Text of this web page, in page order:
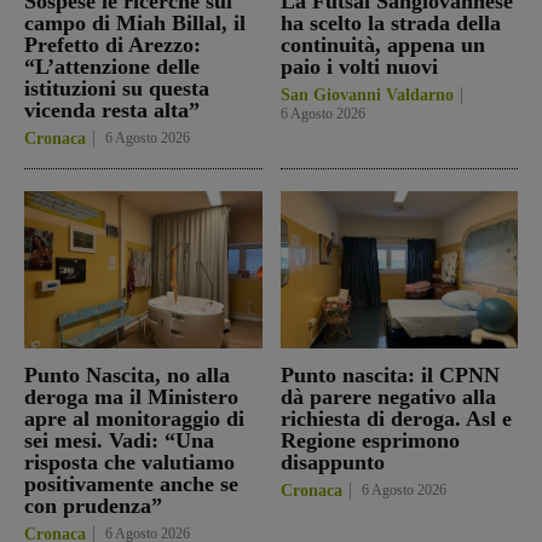
campo di Miah Billal, il
Prefetto di Arezzo:
“L’attenzione delle
istituzioni su questa
vicenda resta alta”
Cronaca 6 Agosto 2026
ha scelto la strada della
continuità, appena un
paio i volti nuovi
San Giovanni Valdarno
6 Agosto 2026
Punto Nascita, no alla
deroga ma il Ministero
apre al monitoraggio di
sei mesi. Vadi: “Una
risposta che valutiamo
positivamente anche se
con prudenza”
Cronaca 6 Agosto 2026
Punto nascita: il CPNN
dà parere negativo alla
richiesta di deroga. Asl e
Regione esprimono
disappunto
Cronaca 6 Agosto 2026